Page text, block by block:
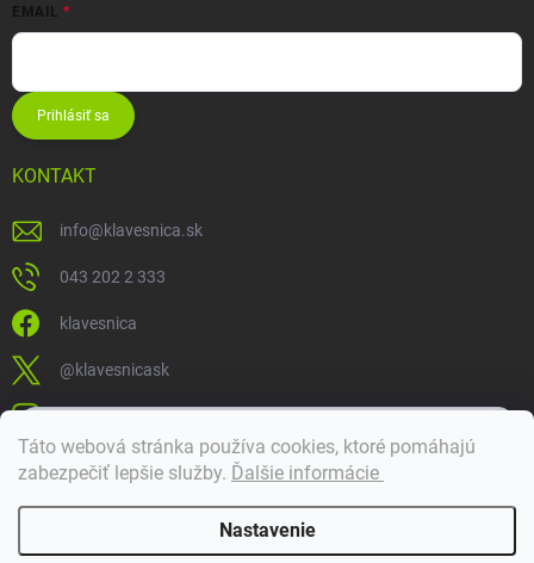
Táto webová stránka používa cookies, ktoré pomáhajú
zabezpečiť lepšie služby. Ďalšie informácie
Nastavenie
EMAIL
Prihlásiť sa
KONTAKT
info@klavesnica.sk
043 202 2 333
klavesnica
@klavesnicask
klavesnica_sk
Doprava a platba
Dobrý deň! 👋 Pomôžem vám nájsť správny diel. Napíšte mi.